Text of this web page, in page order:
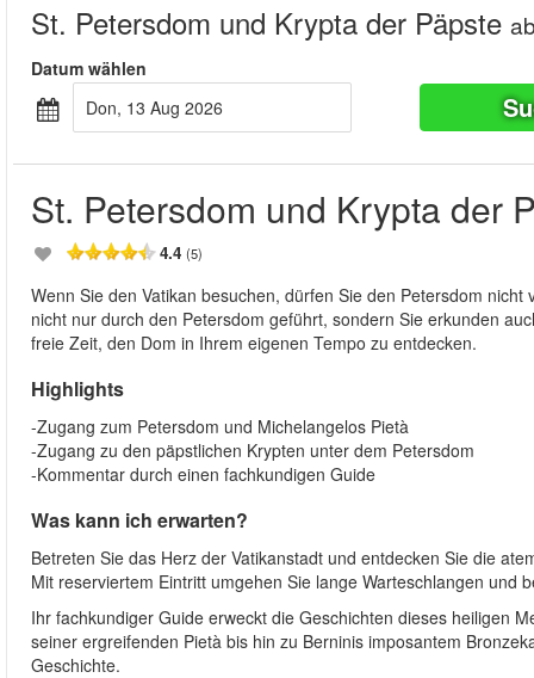
St. Petersdom und Krypta der Päpste
Datum wählen
Don, 13 Aug 2026
St. Petersdom und Krypta der
4.4 (5)
Wenn Sie den Vatikan besuchen, dürfen Sie den Petersdom
nicht nur durch den Petersdom geführt, sondern Sie erkunden
freie Zeit, den Dom in Ihrem eigenen Tempo zu entdecken.
Highlights
-Zugang zum Petersdom und Michelangelos Pietà
-Zugang zu den päpstlichen Krypten unter dem Petersdom
-Kommentar durch einen fachkundigen Guide
Was kann ich erwarten?
Betreten Sie das Herz der Vatikanstadt und entdecken Sie die
Mit reserviertem Eintritt umgehen Sie lange Warteschlangen und
Ihr fachkundiger Guide erweckt die Geschichten dieses heiligen
seiner ergreifenden Pietà bis hin zu Berninis imposantem
Geschichte.